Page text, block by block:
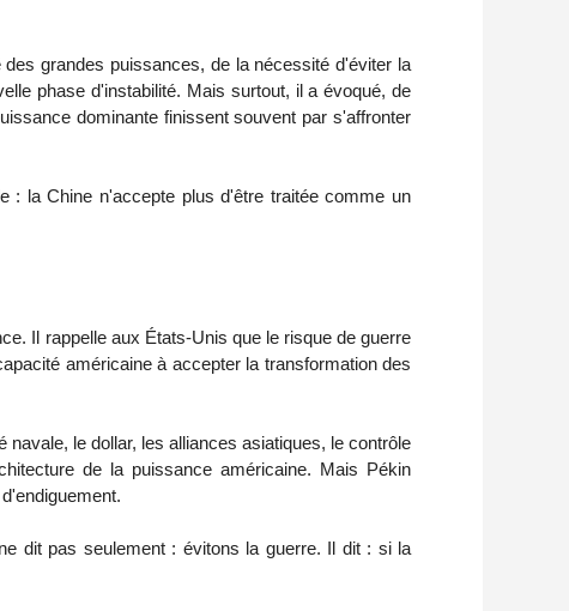
grandes puissances, de la nécessité d'éviter la
phase d'instabilité. Mais surtout, il a évoqué, de
dominante finissent souvent par s'affronter
: la Chine n'accepte plus d'être traitée comme un
Il rappelle aux États-Unis que le risque de guerre
américaine à accepter la transformation des
le dollar, les alliances asiatiques, le contrôle
de la puissance américaine. Mais Pékin
dit pas seulement : évitons la guerre. Il dit : si la